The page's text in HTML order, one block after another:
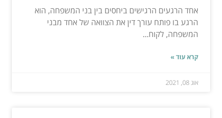
אחד הרגעים הרגישים ביחסים בין בני המשפחה, הוא
הרגע בו פותח עורך דין את הצוואה של אחד מבני
המשפחה, לקוח...
קרא עוד »
אוג 08, 2021